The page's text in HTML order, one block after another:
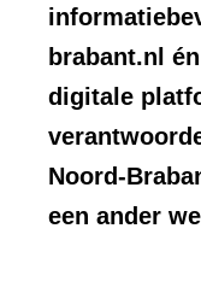
brabant.nl
digitale
Noord-
een ander